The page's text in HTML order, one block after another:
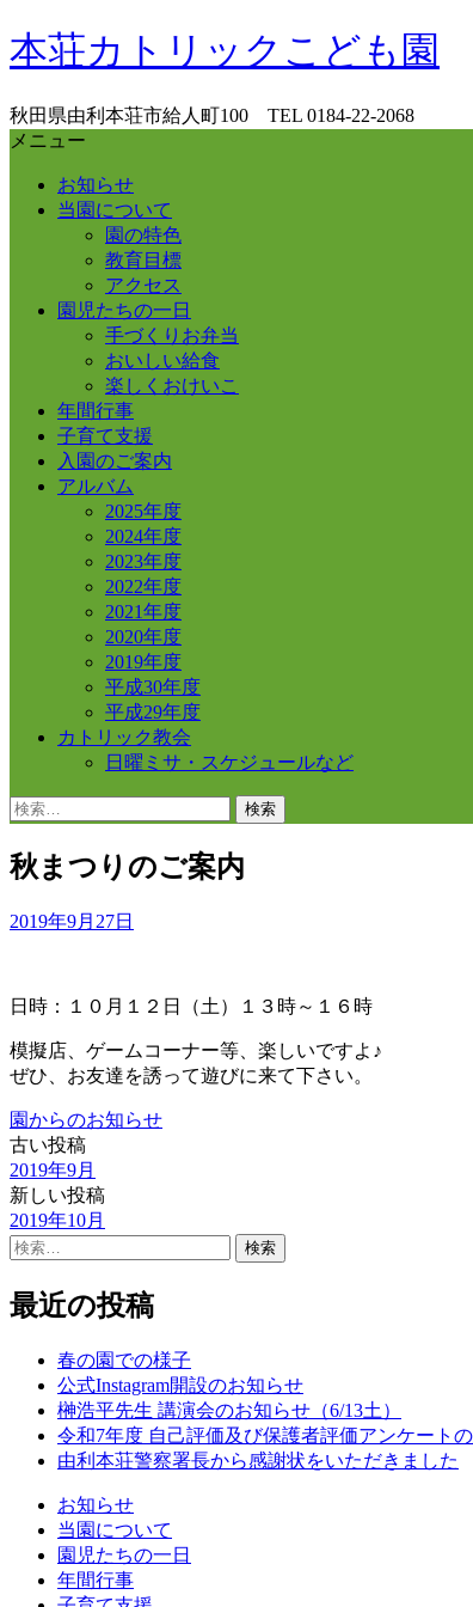
コ
ン
ン
ツ
本荘カトリックこども園
秋田県由利本荘市給人町100 TEL 0184-22-2068
メニュー
お知らせ
当園について
園の特色
教育目標
アクセス
園児たちの一日
手づくりお弁当
おいしい給食
楽しくおけいこ
年間行事
子育て支援
入園のご案内
アルバム
2025年度
2024年度
2023年度
2022年度
2021年度
2020年度
2019年度
平成30年度
平成29年度
カトリック教会
日曜ミサ・スケジュールなど
検
索:
秋まつりのご案内
2019年9月27日
日時：１０月１２日（土）１３時～１６時
模擬店、ゲームコーナー等、楽しいですよ♪
ぜひ、お友達を誘って遊びに来て下さい。
園からのお知らせ
投
稿
ナ
ビ
ゲ
古い投稿
2019年9月
新しい投稿
2019年10月
検
最近の投稿
春の園での様子
公式Instagram開設のお知らせ
榊浩平先生 講演会のお知らせ（6/13土）
令和7年度 自己評価及び保護者評価アンケート
由利本荘警察署長から感謝状をいただきました
お知らせ
当園について
園児たちの一日
年間行事